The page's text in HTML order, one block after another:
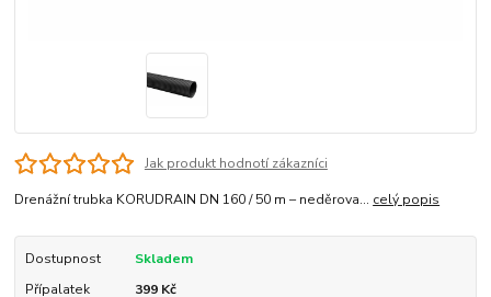
Jak produkt hodnotí zákazníci
Drenážní trubka KORUDRAIN DN 160 / 50 m – neděrova... celý popis
Dostupnost
Skladem
Přípalatek
399 Kč